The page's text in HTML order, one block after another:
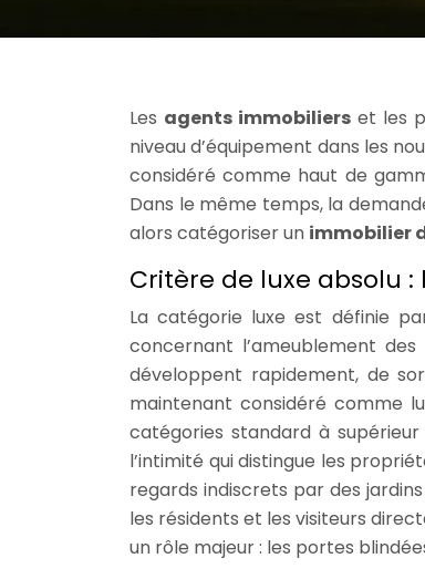
Les agents immobiliers et les
niveau d’équipement dans les
considéré comme haut de
Dans le même temps, la
alors catégoriser un immobilier
Critère de luxe absolu
La catégorie luxe est définie
concernant l’ameublement
développent rapidement, de
maintenant considéré comme
catégories standard à
l’intimité qui distingue les
regards indiscrets par des
les résidents et les visiteurs
un rôle majeur : les portes